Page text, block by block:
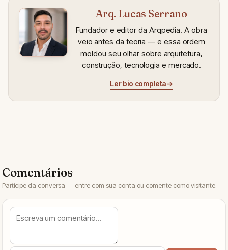
Arq. Lucas Serrano
Fundador e editor da Arqpedia. A obra
veio antes da teoria — e essa ordem
moldou seu olhar sobre arquitetura,
construção, tecnologia e mercado.
Ler bio completa→